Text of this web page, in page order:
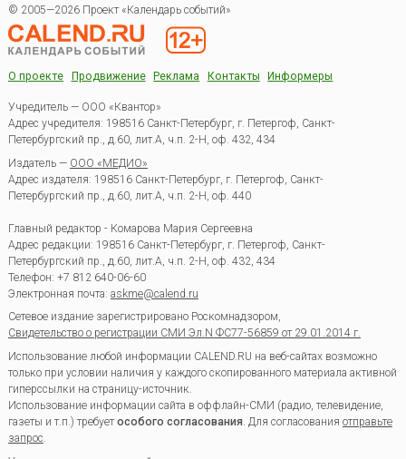
© 2005—2026 Проект «Календарь событий»
О проекте Продвижение Реклама Контакты Информеры
Учредитель — ООО «Квантор»
Адрес учредителя: 198516 Санкт-Петербург, г. Петергоф, Санкт-
Петербургский пр., д.60, лит.А, ч.п. 2-Н, оф. 432, 434
Издатель — ООО «МЕДИО»
Адрес издателя: 198516 Санкт-Петербург, г. Петергоф, Санкт-
Петербургский пр., д.60, лит.А, ч.п. 2-Н, оф. 440
Главный редактор - Комарова Мария Сергеевна
Адрес редакции: 198516 Санкт-Петербург, г. Петергоф, Санкт-
Петербургский пр., д.60, лит.А, ч.п. 2-Н, оф. 432, 434
Телефон: +7 812 640-06-60
Электронная почта: askme@calend.ru
Сетевое издание зарегистрировано Роскомнадзором,
Свидетельство о регистрации СМИ Эл.N ФС77-56859 от 29.01.2014 г.
Использование любой информации CALEND.RU на веб-сайтах возможно
только при условии наличия у каждого скопированного материала активной
гиперссылки на страницу-источник.
Использование информации сайта в оффлайн-СМИ (радио, телевидение,
газеты и т.п.) требуетособого согласования. Для согласования отправьте
запрос.